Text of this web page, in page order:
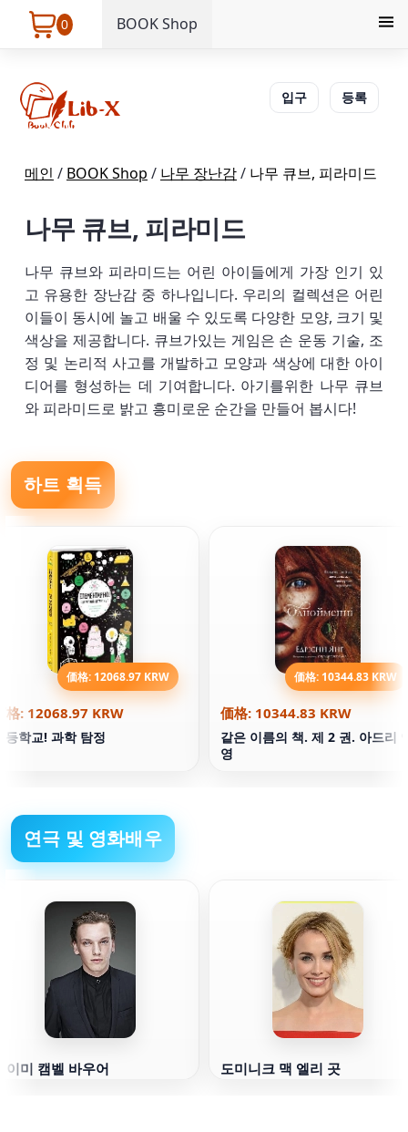
0 BOOK Shop
입구 등록
메인 / BOOK Shop / 나무 장난감/ 나무 큐브, 피라미드
나무 큐브, 피라미드
나무 큐브와 피라미드는 어린 아이들에게 가장 인기 있
고 유용한 장난감 중 하나입니다. 우리의 컬렉션은 어린
이들이 동시에 놀고 배울 수 있도록 다양한 모양, 크기 및
색상을 제공합니다. 큐브가있는 게임은 손 운동 기술, 조
정 및 논리적 사고를 개발하고 모양과 색상에 대한 아이
디어를 형성하는 데 기여합니다. 아기를위한 나무 큐브
와 피라미드로 밝고 흥미로운 순간을 만들어 봅시다!
하트 획득
価格: 12068.97 KRW
格: 12068.97 KRW
등학교! 과학 탐정
価格: 10344.83 KRW
価格: 10344.83 KRW
같은 이름의 책. 제 2 권. 아드리
영
연극 및 영화배우
이미 캠벨 바우어 도미니크 맥 엘리 곳